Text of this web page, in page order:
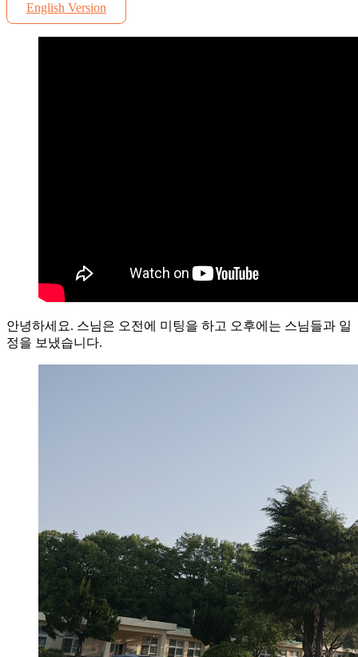
English Version
안녕하세요. 스님은 오전에 미팅을 하고 오후에는 스님들과 일
정을 보냈습니다.